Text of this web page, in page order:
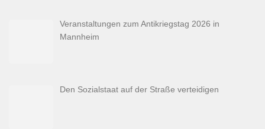
Veranstaltungen zum Antikriegstag 2026 in
Mannheim
Den Sozialstaat auf der Straße verteidigen